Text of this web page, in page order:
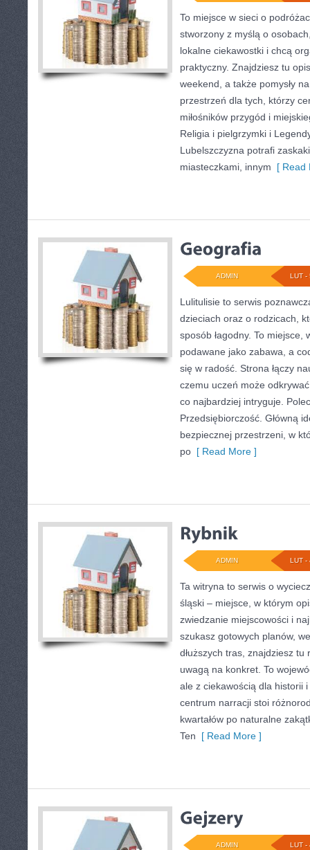
To miejsce w sieci o
stworzony z myślą o
lokalne ciekawostki i chcą
praktyczny. Znajdziesz tu
weekend, a także pomysły
przestrzeń dla tych, którzy
miłośników przygód i
Religia i pielgrzymki i
Lubelszczyzna potrafi
miasteczkami, innym [ Read
LUT -
ADMIN
Lulitulisie to serwis
dzieciach oraz o rodzicach,
sposób łagodny. To miejsce,
podawane jako zabawa, a
się w radość. Strona łączy
czemu uczeń może
co najbardziej intryguje.
Przedsiębiorczość. Główną
bezpiecznej przestrzeni, w
po [ Read More ]
LUT -
ADMIN
Ta witryna to serwis o
śląski – miejsce, w którym
zwiedzanie miejscowości i
szukasz gotowych planów,
dłuższych tras, znajdziesz
uwagą na konkret. To
ale z ciekawością dla historii
centrum narracji stoi
kwartałów po naturalne
Ten [ Read More ]
LUT -
ADMIN